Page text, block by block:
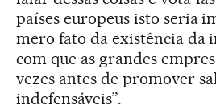
países europeus isto seria
mero fato da existência da
com que as grandes
vezes antes de promover
indefensáveis”.